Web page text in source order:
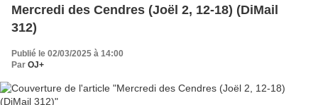
Mercredi des Cendres (Joël 2, 12-18) (DiMail
312)
Publié le 02/03/2025 à 14:00
Par OJ+